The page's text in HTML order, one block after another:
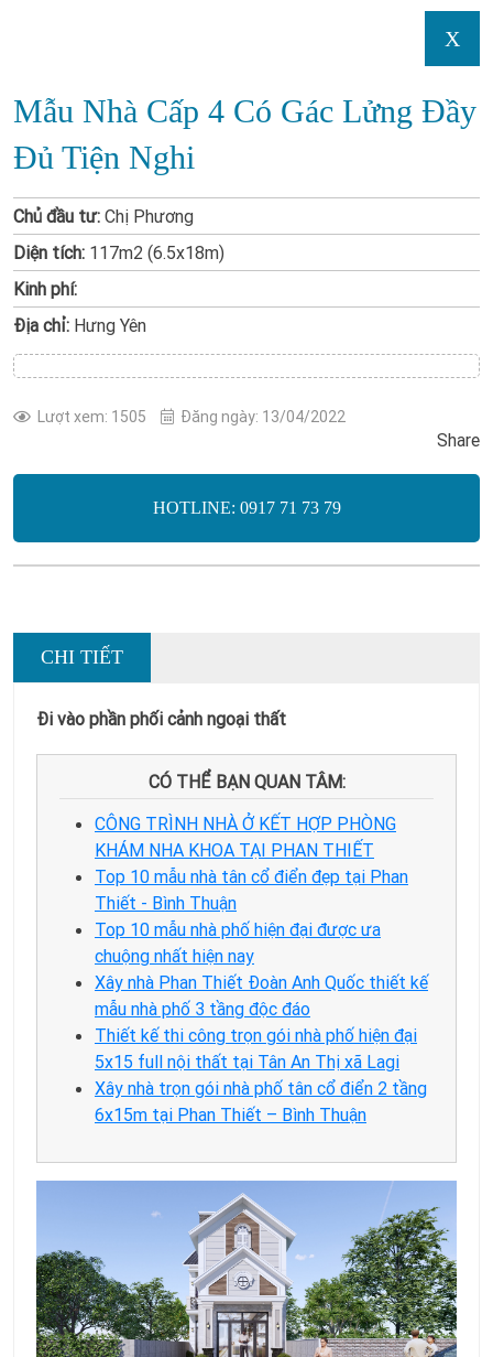
X
Mẫu Nhà Cấp 4 Có Gác Lửng Đầy
Đủ Tiện Nghi
Chủ đầu tư: Chị Phương
Diện tích: 117m2 (6.5x18m)
Kinh phí:
Địa chỉ: Hưng Yên
Lượt xem: 1505 Đăng ngày: 13/04/2022
Share
HOTLINE: 0917 71 73 79
CHI TIẾT
Đi vào phần phối cảnh ngoại thất
CÓ THỂ BẠN QUAN TÂM:
CÔNG TRÌNH NHÀ Ở KẾT HỢP PHÒNG
KHÁM NHA KHOA TẠI PHAN THIẾT
Top 10 mẫu nhà tân cổ điển đẹp tại Phan
Thiết - Bình Thuận
Top 10 mẫu nhà phố hiện đại được ưa
chuộng nhất hiện nay
Xây nhà Phan Thiết Đoàn Anh Quốc thiết kế
mẫu nhà phố 3 tầng độc đáo
Thiết kế thi công trọn gói nhà phố hiện đại
5x15 full nội thất tại Tân An Thị xã Lagi
Xây nhà trọn gói nhà phố tân cổ điển 2 tầng
6x15m tại Phan Thiết – Bình Thuận